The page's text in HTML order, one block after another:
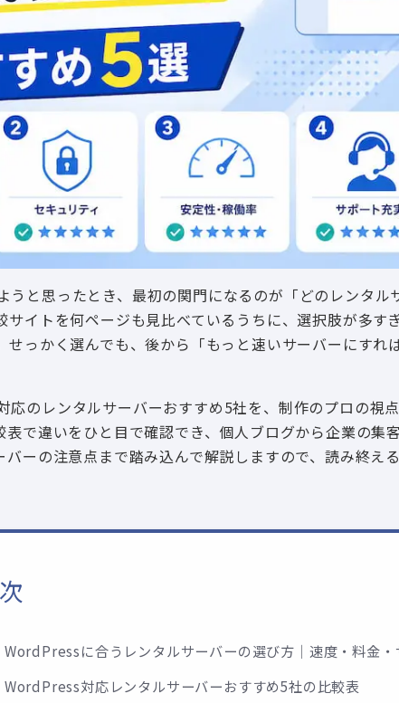
うと思ったとき、最初の関門になるのが「どのレンタル
サイトを何ページも見比べているうちに、選択肢が多す
せっかく選んでも、後から「もっと速いサーバーにすれ
応のレンタルサーバーおすすめ5社を、制作のプロの視
表で違いをひと目で確認でき、個人ブログから企業の集
ーの注意点まで踏み込んで解説しますので、読み終え
WordPressに合うレンタルサーバーの選び方｜速度・料金・
WordPress対応レンタルサーバーおすすめ5社の比較表